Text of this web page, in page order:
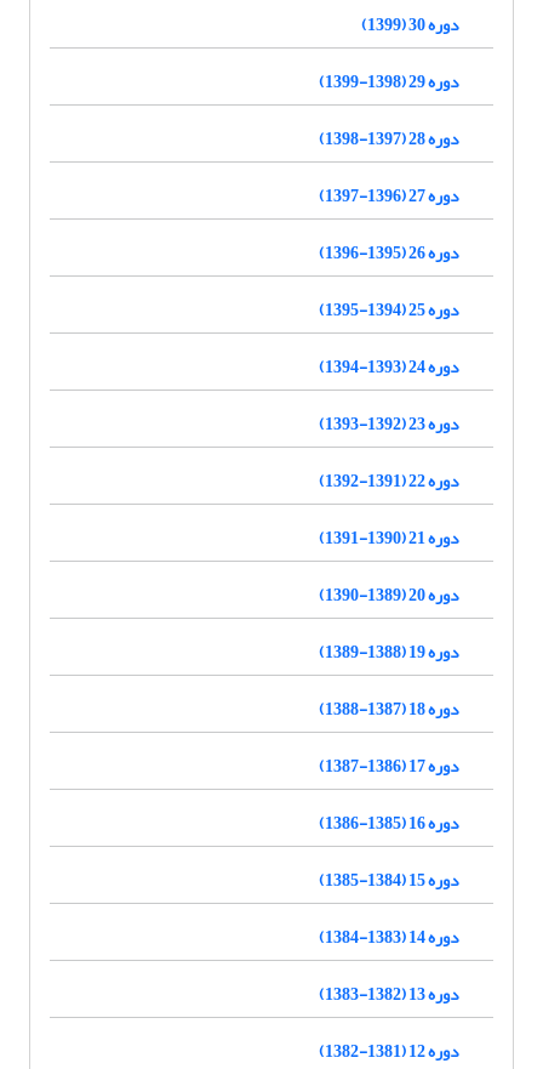
دوره 30 (1399)
دوره 29 (1398-1399)
دوره 28 (1397-1398)
دوره 27 (1396-1397)
دوره 26 (1395-1396)
دوره 25 (1394-1395)
دوره 24 (1393-1394)
دوره 23 (1392-1393)
دوره 22 (1391-1392)
دوره 21 (1390-1391)
دوره 20 (1389-1390)
دوره 19 (1388-1389)
دوره 18 (1387-1388)
دوره 17 (1386-1387)
دوره 16 (1385-1386)
دوره 15 (1384-1385)
دوره 14 (1383-1384)
دوره 13 (1382-1383)
دوره 12 (1381-1382)